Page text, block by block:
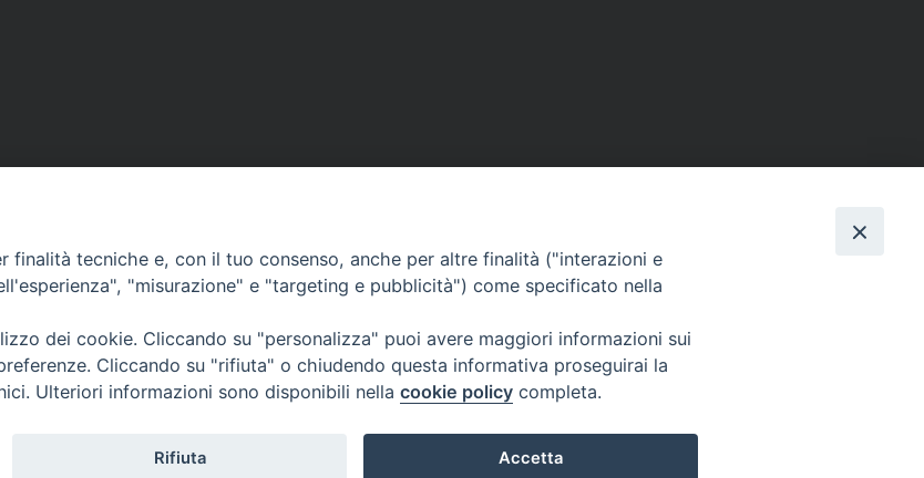
(UD) Tel. 0432.414.511 - Fax 0432.511.838 C.F. 80013900305
finalità tecniche e, con il tuo consenso, anche per altre finalità ("interazioni e
"misurazione" e "targeting e pubblicità") come specificato nella
dei cookie. Cliccando su "personalizza" puoi avere maggiori informazioni sui
Cliccando su "rifiuta" o chiudendo questa informativa proseguirai la
Ulteriori informazioni sono disponibili nella cookie policy completa.
Rifiuta Accetta